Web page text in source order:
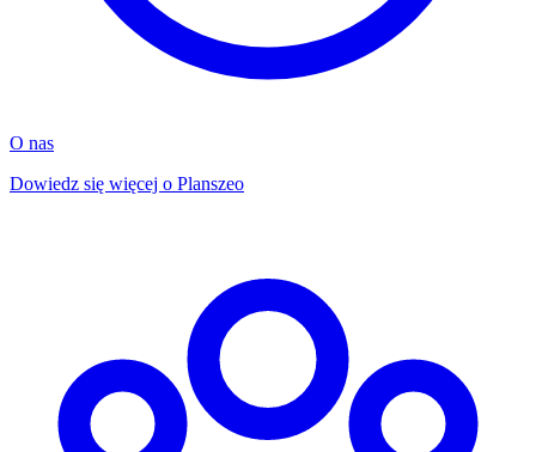
O nas
Dowiedz się więcej o Planszeo